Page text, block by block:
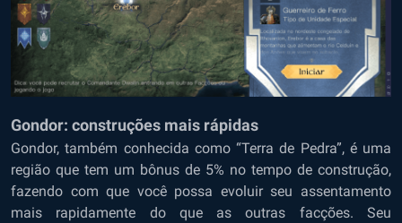
Gondor: construções mais rápidas
Gondor, também conhecida como “Terra de Pedra”, é uma
região que tem um bônus de 5% no tempo de construção,
fazendo com que você possa evoluir seu assentamento
mais rapidamente do que as outras facções. Seu